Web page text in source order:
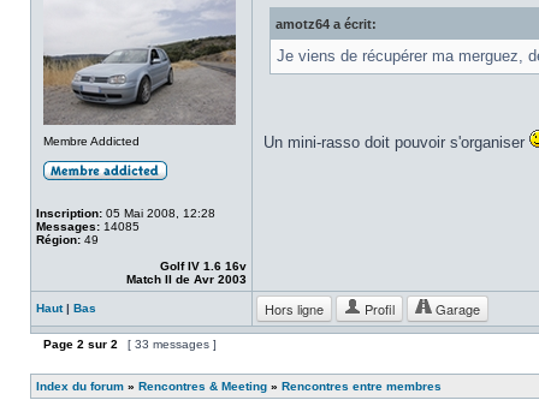
Membre Addicted
Inscription: 05 Mai 2008, 12:28
Messages: 14085
Région: 49
Golf IV 1.6 16v
Match II de Avr 2003
amotz64 a écrit:
Je viens de récupérer ma merguez,
Un mini-rasso doit pouvoir s'organiser
Haut| Bas Hors ligne Profil Garage
Page 2 sur 2 [ 33 messages ]
Index du forum » Rencontres & Meeting » Rencontres entre membres